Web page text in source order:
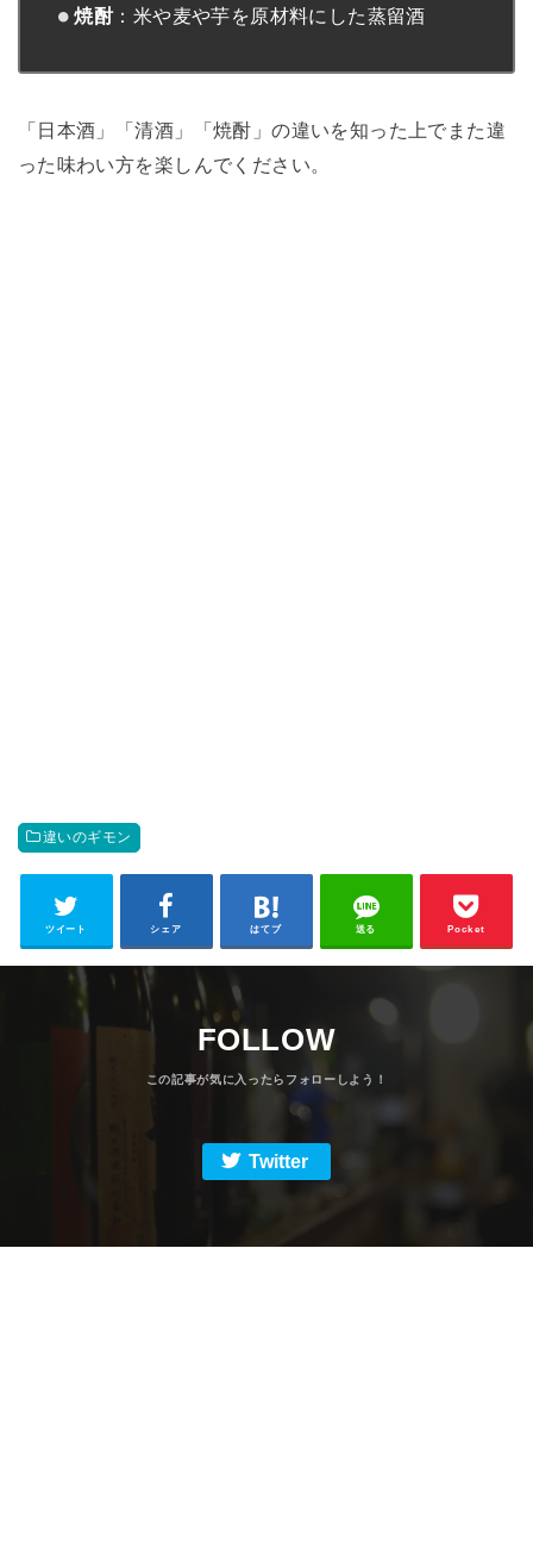
焼酎：米や麦や芋を原材料にした蒸留酒
「日本酒」「清酒」「焼酎」の違いを知った上でまた違
った味わい方を楽しんでください。
違いのギモン
ツイート シェア はてブ 送る Pocket
FOLLOW
Twitter